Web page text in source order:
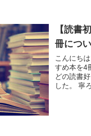
【読書
冊につ
こんにち
すめ本を4
どの読書
した。 寧